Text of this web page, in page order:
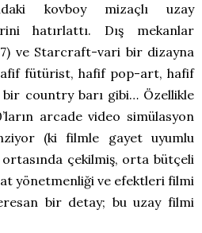
kovboy mizaçlı uzay
hatırlattı. Dış mekanlar
ve Starcraft-vari bir dizayna
fütürist, hafif pop-art, hafif
country barı gibi… Özellikle
arcade video simülasyon
(ki filmle gayet uyumlu
ortasında çekilmiş, orta bütçeli
yönetmenliği ve efektleri filmi
bir detay; bu uzay filmi